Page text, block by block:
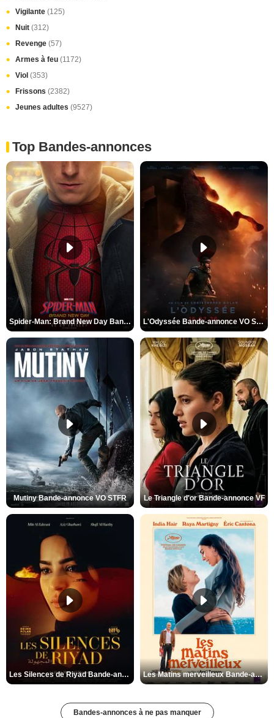
Vigilante (125)
Nuit (312)
Revenge (57)
Armes à feu (1172)
Viol (353)
Frissons (2382)
Jeunes adultes (9527)
Top Bandes-annonces
Spider-Man: Brand New Day Bande-annonce VO STFR L'Odyssée Bande-annonce VO STFR
Mutiny Bande-annonce VO STFR Le Triangle d'or Bande-annonce VF
Les Silences de Riyad Bande-annonce VO STFR Les Matins merveilleux Bande-annonce VF
Bandes-annonces à ne pas manquer